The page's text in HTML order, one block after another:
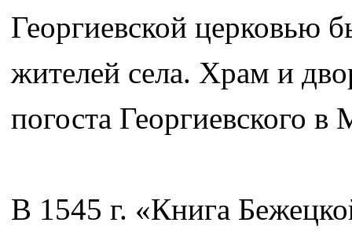
Георгиевской церковью
жителей села. Храм и
погоста Георгиевского
В 1545 г. «Книга